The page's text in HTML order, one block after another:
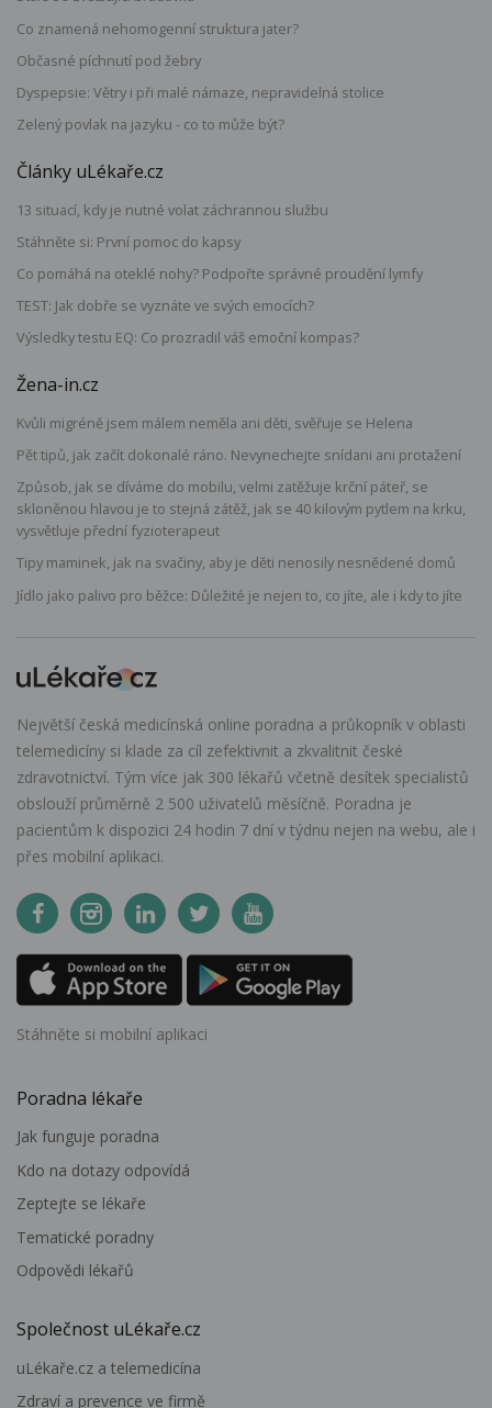
Co znamená nehomogenní struktura jater?
Občasné píchnutí pod žebry
Dyspepsie: Větry i při malé námaze, nepravidelná stolice
Zelený povlak na jazyku - co to může být?
Články uLékaře.cz
13 situací, kdy je nutné volat záchrannou službu
Stáhněte si: První pomoc do kapsy
Co pomáhá na oteklé nohy? Podpořte správné proudění lymfy
TEST: Jak dobře se vyznáte ve svých emocích?
Výsledky testu EQ: Co prozradil váš emoční kompas?
Žena-in.cz
Kvůli migréně jsem málem neměla ani děti, svěřuje se Helena
Pět tipů, jak začít dokonalé ráno. Nevynechejte snídani ani protažení
Způsob, jak se díváme do mobilu, velmi zatěžuje krční páteř, se
skloněnou hlavou je to stejná zátěž, jak se 40 kilovým pytlem na krku,
vysvětluje přední fyzioterapeut
Tipy maminek, jak na svačiny, aby je děti nenosily nesnědené domů
Jídlo jako palivo pro běžce: Důležité je nejen to, co jíte, ale i kdy to jíte
Největší česká medicínská online poradna a průkopník v oblasti
telemedicíny si klade za cíl zefektivnit a zkvalitnit české
zdravotnictví. Tým více jak 300 lékařů včetně desítek specialistů
obslouží průměrně 2 500 uživatelů měsíčně. Poradna je
pacientům k dispozici 24 hodin 7 dní v týdnu nejen na webu, ale i
přes mobilní aplikaci.
Stáhněte si mobilní aplikaci
Poradna lékaře
Jak funguje poradna
Kdo na dotazy odpovídá
Zeptejte se lékaře
Tematické poradny
Odpovědi lékařů
Společnost uLékaře.cz
uLékaře.cz a telemedicína
Zdraví a prevence ve firmě